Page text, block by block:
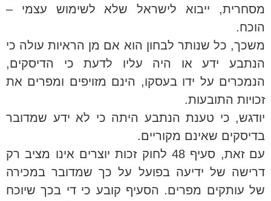
מסחרית, ייבוא לישראל שלא לשימוש עצמי –
הוכח.
משכך, כל שנותר לבחון הוא אם מן הראיות עולה כי
הנתבע ידע או היה עליו לדעת כי הדיסקים,
הנמכרים על ידו בעסקו, הינם מזויפים ומפרים את
זכויות התובעות.
יודגש, כי טענת הנתבע היתה כי לא ידע שמדובר
בדיסקים שאינם מקוריים.
עם זאת, סעיף 48 לחוק זכות יוצרים אינו מציב רק
דרישה של ידיעה בפועל על כך שמדובר במכירה
של עותקים מפרים. הסעיף קובע כי די בכך שיוכח